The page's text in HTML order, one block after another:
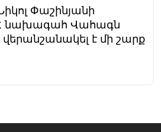
Փաշինյանի
նախագահ Վահագն
է մի շարք